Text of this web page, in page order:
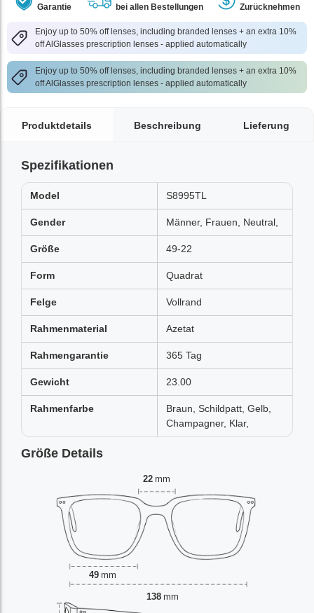
Garantie
bei allen Bestellungen
Zurücknehmen
Enjoy up to 50% off lenses, including branded lenses + an extra 10%
off AlGlasses prescription lenses - applied automatically
Enjoy up to 50% off lenses, including branded lenses + an extra 10%
off AlGlasses prescription lenses - applied automatically
Produktdetails Beschreibung Lieferung
Spezifikationen
Model S8995TL
Gender Männer, Frauen, Neutral,
Größe 49-22
Form Quadrat
Felge Vollrand
Rahmenmaterial Azetat
Rahmengarantie 365 Tag
Gewicht 23.00
Rahmenfarbe
Braun, Schildpatt, Gelb,
Champagner, Klar,
Größe Details
22 mm
49 mm
138 mm